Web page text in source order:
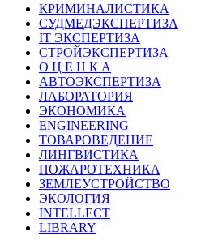
КРИМИНАЛИСТИКА
СУДМЕДЭКСПЕРТИЗА
IT ЭКСПЕРТИЗА
СТРОЙЭКСПЕРТИЗА
О Ц Е Н К А
АВТОЭКСПЕРТИЗА
ЛАБОРАТОРИЯ
ЭКОНОМИКА
ENGINEERING
ТОВАРОВЕДЕНИЕ
ЛИНГВИСТИКА
ПОЖАРОТЕХНИКА
ЗЕМЛЕУСТРОЙСТВО
ЭКОЛОГИЯ
INTELLECT
LIBRARY